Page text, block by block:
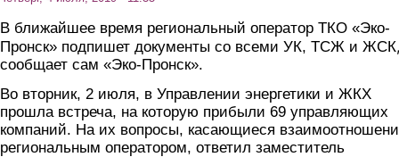
В ближайшее время региональный оператор ТКО «Эко-
Пронск» подпишет документы со всеми УК, ТСЖ и ЖСК
сообщает сам «Эко-Пронск».
Во вторник, 2 июля, в Управлении энергетики и ЖКХ
прошла встреча, на которую прибыли 69 управляющих
компаний. На их вопросы, касающиеся
региональным оператором, ответил заместитель